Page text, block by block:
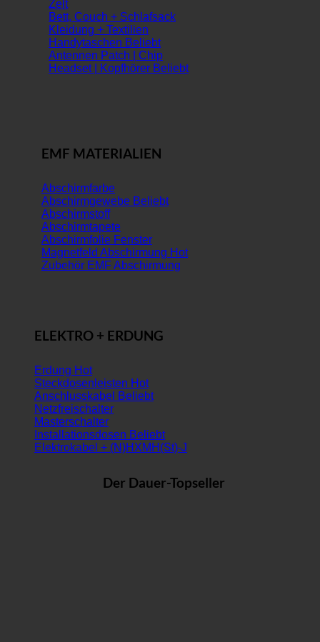
Zelt
Bett, Couch + Schlafsack
Kleidung + Textilien
Handytaschen
Antennen Patch | Chip
Headset | Kopfhörer
EMF MATERIALIEN
Abschirmfarbe
Abschirmgewebe
Abschirmstoff
Abschirmtapete
Abschirmfolie Fenster
Magnetfeld Abschirmung
Zubehör EMF Abschirmung
ELEKTRO + ERDUNG
Erdung
Steckdosenleisten
Anschlusskabel
Netzfreischalter
Masterschalter
Installationsdosen
Elektrokabel + (N)HXMH(St)-J
Der Dauer-Topseller